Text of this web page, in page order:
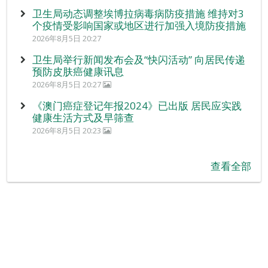
卫生局动态调整埃博拉病毒病防疫措施 维持对3
个疫情受影响国家或地区进行加强入境防疫措施
2026年8月5日 20:27
卫生局举行新闻发布会及“快闪活动” 向居民传递
预防皮肤癌健康讯息
2026年8月5日 20:27
《澳门癌症登记年报2024》已出版 居民应实践
健康生活方式及早筛查
2026年8月5日 20:23
查看全部